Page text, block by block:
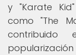
y "Karate
como "The